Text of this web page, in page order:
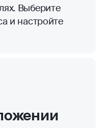
Выберите
и настройте